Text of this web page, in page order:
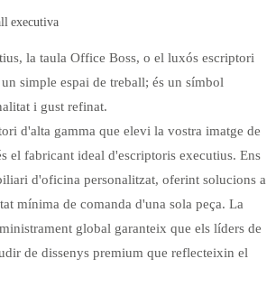
executiva
la taula Office Boss, o el luxós escriptori
simple espai de treball; és un símbol
i gust refinat.
d'alta gamma que elevi la vostra imatge de
el fabricant ideal d'escriptoris executius. Ens
d'oficina personalitzat, oferint solucions a
mínima de comanda d'una sola peça. La
global garanteix que els líders de
de dissenys premium que reflecteixin el